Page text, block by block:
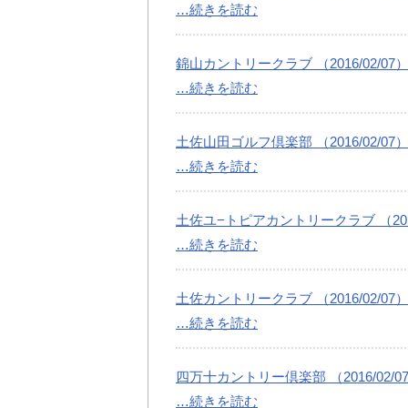
…続きを読む
錦山カントリークラブ （2016/02/07）
…続きを読む
土佐山田ゴルフ倶楽部 （2016/02/07）
…続きを読む
土佐ユ−トピアカントリークラブ （
…続きを読む
土佐カントリークラブ （2016/02/07）
…続きを読む
四万十カントリー倶楽部 （2016/02/07
…続きを読む